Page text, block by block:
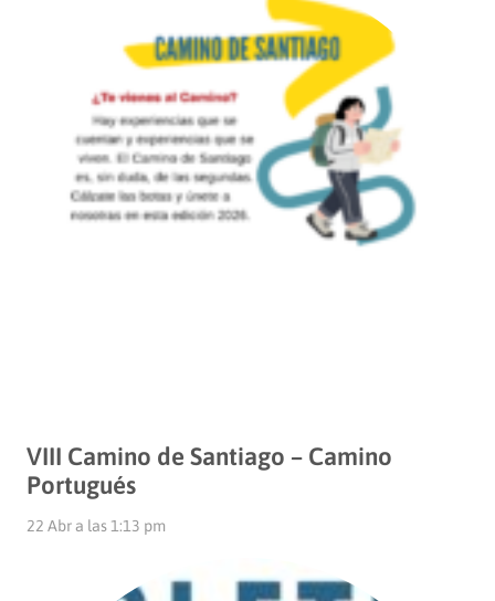
VIII Camino de Santiago – Camino
Portugués
22 Abr a las 1:13 pm